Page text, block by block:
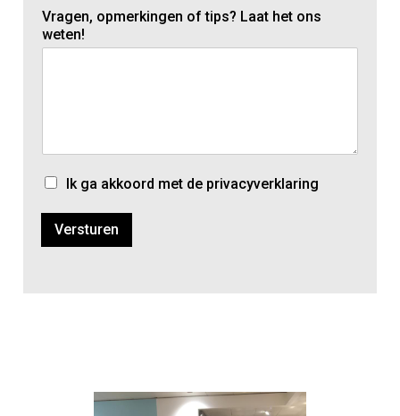
Vragen, opmerkingen of tips? Laat het ons
weten!
Ik ga akkoord met de privacyverklaring
Versturen